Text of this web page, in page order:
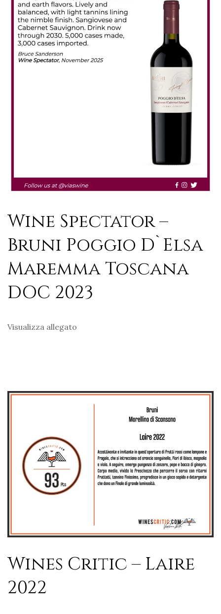
Wine Spectator –
Bruni Poggio D`Elsa
Maremma Toscana
DOC 2023
Visualizza allegato
Wines Critic – Laire
2022